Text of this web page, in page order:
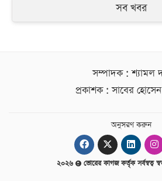
সব খবর
সম্পাদক : শ্যামল
প্রকাশক : সাবের
অনুসরণ করুন
২০২৬ ভোরের কাগজ কর্তৃক সর্বস্বত্ব